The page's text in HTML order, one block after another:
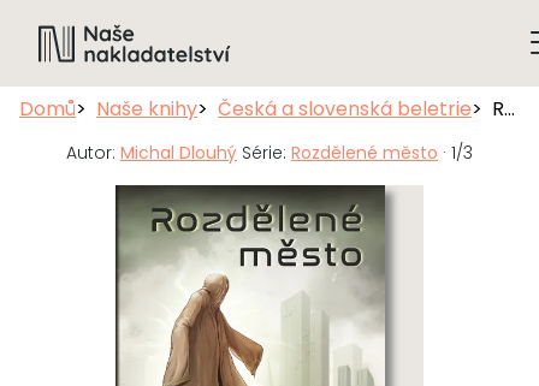
Domů Naše knihy Česká a slovenská beletrie Rozdělené město
Autor: Michal Dlouhý Série: Rozdělené město · 1/3